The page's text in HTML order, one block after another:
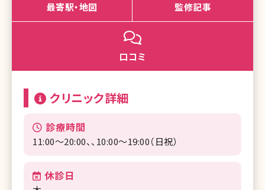
最寄駅・地図 監修記事
口コミ
クリニック詳細
診療時間
11:00～20:00、、10:00～19:00（日祝）
休診日